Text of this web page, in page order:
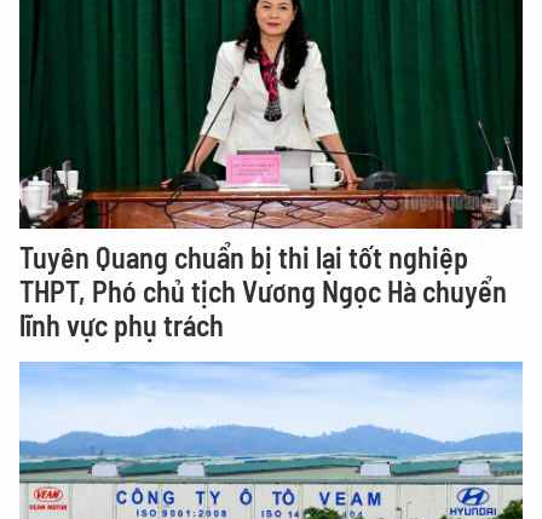
Tuyên Quang chuẩn bị thi lại tốt nghiệp
THPT, Phó chủ tịch Vương Ngọc Hà chuyển
lĩnh vực phụ trách